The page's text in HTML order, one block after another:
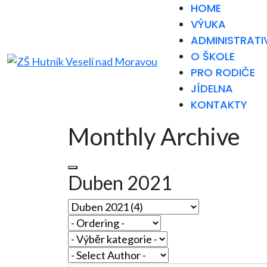
HOME
VÝUKA
O ŠKOLE
PRO RODIČE
JÍDELNA
KONTAKTY
Monthly Archive
Duben 2021